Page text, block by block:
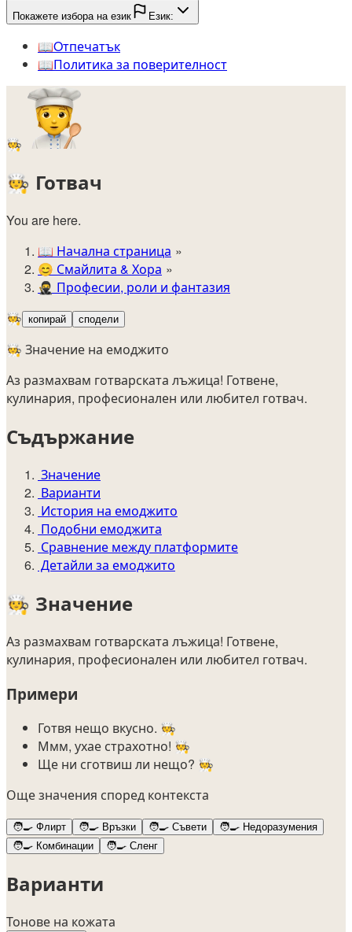
Покажете избора на език Език:
📖️Oтпечатък
📖️Политика за поверителност
🧑‍🍳
🧑‍🍳 Готвач
You are here.
📖 Начална страница
😊️ Смайлита & Хора
🥷 Професии, роли и фантазия
🧑‍🍳 копирай сподели
🧑‍🍳 Значение на емоджито
Аз размахвам готварската лъжица! Готвене,
кулинария, професионален или любител готвач.
Съдържание
Значение
Варианти
История на емоджито
Подобни емоджита
Сравнение между платформите
Детайли за емоджито
🧑‍🍳 Значение
Аз размахвам готварската лъжица! Готвене,
кулинария, професионален или любител готвач.
Примери
Готвя нещо вкусно. 🧑‍🍳
Ммм, ухае страхотно! 🧑‍🍳
Ще ни сготвиш ли нещо? 🧑‍🍳
Още значения според контекста
🧑‍🍳 Флирт 🧑‍🍳 Връзки 🧑‍🍳 Съвети 🧑‍🍳 Недоразумения
🧑‍🍳 Комбинации 🧑‍🍳 Сленг
Варианти
Тонове на кожата